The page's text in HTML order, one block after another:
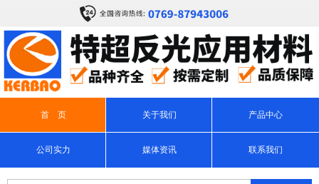
首 页 关于我们 产品中心
公司实力 媒体资讯 联系我们